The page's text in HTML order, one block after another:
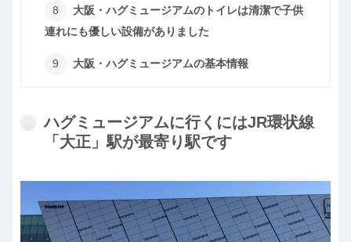
大阪・ハグミュージアムのトイレは清潔で子供
連れにも優しい設備がありました
大阪・ハグミュージアムの基本情報
ハグミュージアムに行くにはJR環状線
「大正」駅が最寄り駅です